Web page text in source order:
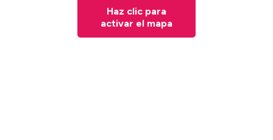
Haz clic para
activar el mapa